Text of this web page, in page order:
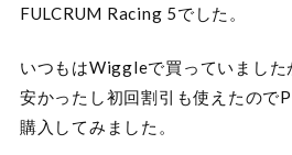
FULCRUM Racing 5でした。
いつもはWiggleで買っていまし
安かったし初回割引も使えたので
購入してみました。